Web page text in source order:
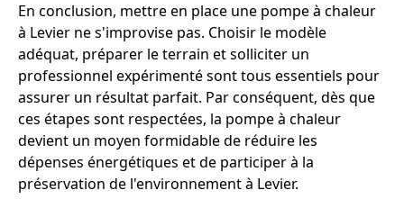
En conclusion, mettre en place une pompe à chaleur
à Levier ne s'improvise pas. Choisir le modèle
adéquat, préparer le terrain et solliciter un
professionnel expérimenté sont tous essentiels pour
assurer un résultat parfait. Par conséquent, dès que
ces étapes sont respectées, la pompe à chaleur
devient un moyen formidable de réduire les
dépenses énergétiques et de participer à la
préservation de l'environnement à Levier.